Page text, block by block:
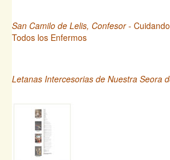
San Camilo de Lelis, Confesor-
Todos los Enfermos
Letanas Intercesorias de Nuestra Seora